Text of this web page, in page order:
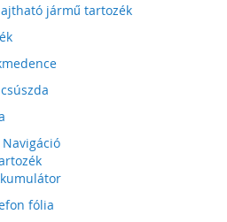
jármű tartozék
fólia